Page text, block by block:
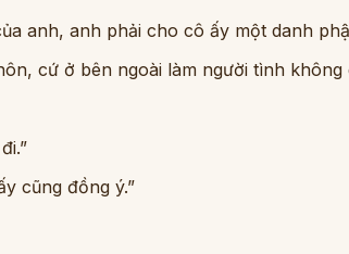
anh, anh phải cho cô ấy một danh
cứ ở bên ngoài làm người tình không
cũng đồng ý.”